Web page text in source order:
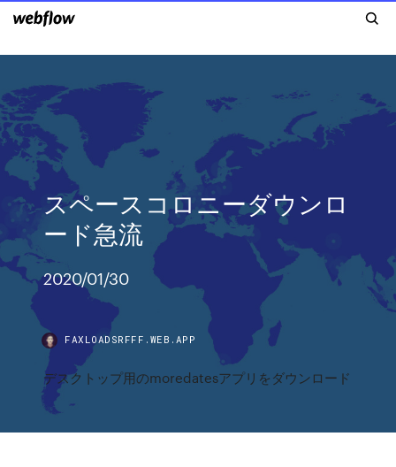
スペースコロニーダウンロ
ード急流
2020/01/30
FAXLOADSRFFF.WEB.APP
デスクトップ用のmoredatesアプリをダウンロード